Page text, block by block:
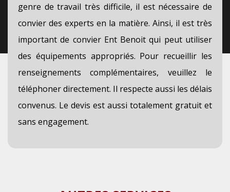
genre de travail très difficile, il est nécessaire de
convier des experts en la matière. Ainsi, il est très
important de convier Ent Benoit qui peut utiliser
des équipements appropriés. Pour recueillir les
renseignements complémentaires, veuillez le
téléphoner directement. Il respecte aussi les délais
convenus. Le devis est aussi totalement gratuit et
sans engagement.